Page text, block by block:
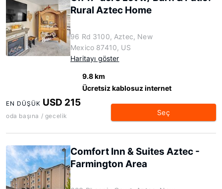
Rural Aztec Home
96 Rd 3100, Aztec, New
Mexico 87410, US
Haritayı göster
9.8 km
Ücretsiz kablosuz internet
EN DÜŞÜK USD 215
oda başına / gecelik Seç
Comfort Inn & Suites Aztec -
Farmington Area